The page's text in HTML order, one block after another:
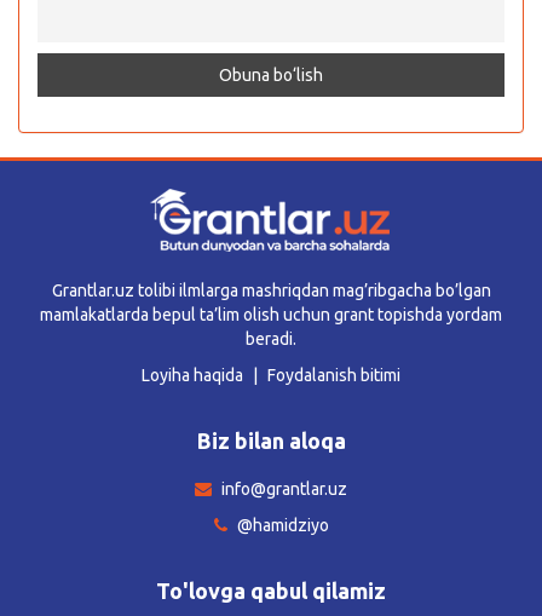
Grantlar.uz tolibi ilmlarga mashriqdan mag’ribgacha bo’lgan
mamlakatlarda bepul ta’lim olish uchun grant topishda yordam
beradi.
Loyiha haqida
Foydalanish bitimi
Biz bilan aloqa
info@grantlar.uz
@hamidziyo
To'lovga qabul qilamiz